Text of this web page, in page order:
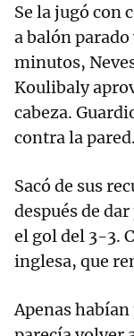
Se la jugó con
a balón
minutos,
Koulibaly
cabeza.
contra la pared.
Sacó de sus
después de
el gol del 3-3.
inglesa, que
Apenas habían